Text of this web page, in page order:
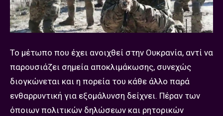
Το μέτωπο που έχει ανοιχθεί στην Ουκρανία, αντί να
παρουσιάζει σημεία αποκλιμάκωσης, συνεχώς
διογκώνεται και η πορεία του κάθε άλλο παρά
ενθαρρυντική για εξομάλυνση δείχνει. Πέραν των
όποιων πολιτικών δηλώσεων και ρητορικών